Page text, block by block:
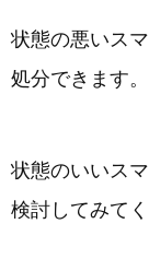
状態の悪いス
処分できます。
状態のいいス
検討してみてく